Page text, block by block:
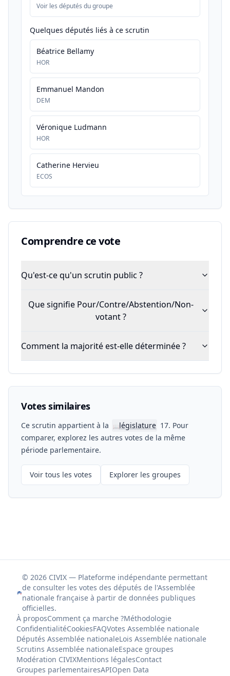
Voir les députés du groupe
Quelques députés liés à ce scrutin
Béatrice Bellamy
HOR
Emmanuel Mandon
DEM
Véronique Ludmann
HOR
Catherine Hervieu
ECOS
Comprendre ce vote
Qu'est-ce qu'un scrutin public ?
Que signifie Pour/Contre/Abstention/Non-
votant ?
Comment la majorité est-elle déterminée ?
Votes similaires
Ce scrutin appartient à la 📖législature 17. Pour
comparer, explorez les autres votes de la même
période parlementaire.
Voir tous les votes Explorer les groupes
© 2026 CIVIX — Plateforme indépendante permettant
de consulter les votes des députés de l'Assemblée
nationale française à partir de données publiques
officielles.
À proposComment ça marche ?Méthodologie
ConfidentialitéCookiesFAQVotes Assemblée nationale
Députés Assemblée nationaleLois Assemblée nationale
Scrutins Assemblée nationaleEspace groupes
Modération CIVIXMentions légalesContact
Groupes parlementairesAPIOpen Data